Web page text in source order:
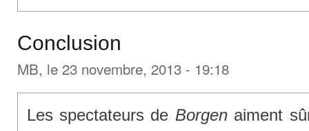
Conclusion
MB, le 23 novembre, 2013 - 19:18
Les spectateurs de Borgenaiment